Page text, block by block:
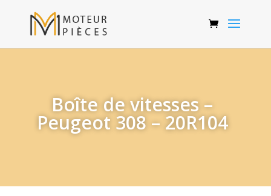
Boîte de vitesses –
Peugeot 308 – 20R104